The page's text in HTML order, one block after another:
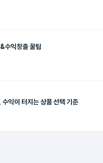
수익창출 꿀팁
애드픽·쿠팡파트너스 돈 되는 상품 찾는 법, 수익이 터지는 상품 선택 기준